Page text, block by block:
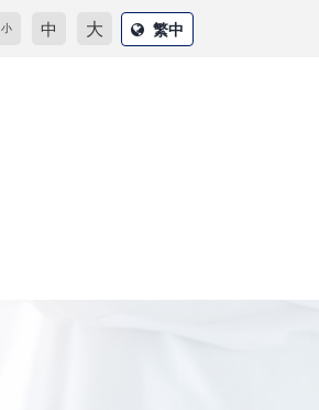
小 中 大 繁中